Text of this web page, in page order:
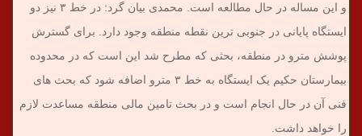
و این مساله در حال مطالعه است.
محمدی بیان گرد: در خط ۳ نیز دو
ایستگاه پایانی در جنوبی ترین نقطه منطقه وجود دارد. برای گسترش
پوشش مترو در منطقه، بحثی که مطرح شد این است که در محدوده
بیمارستان حکیم یک ایستگاه به خط ۳ مترو اضافه شود که بحث های
فنی آن در حال انجام است و در بحث تامین مالی منطقه مساعدت لازم
را خواهد داشت.